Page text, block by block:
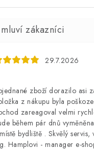
29.7.2026
zboží dorazilo asi
z nákupu byla
zareagoval velmi
během pár dnů
bydliště . Skvělý servis,
Hamplovi - manager e-